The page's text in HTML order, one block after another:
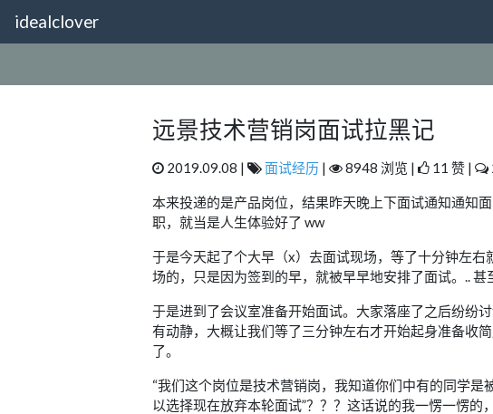
idealclover
远景技术营销岗面试拉黑记
2019.09.08 | 面试经历 | 8948 浏览 | 11 赞 |
本来投递的是产品岗位，结果昨天晚上下面试通知通知
职，就当是人生体验好了 ww
于是今天起了个大早（x）去面试现场，等了十分钟左
场的，只是因为签到的早，就被早早地安排了面试。.. 甚
于是进到了会议室准备开始面试。大家落座了之后纷纷
有动静，大概让我们等了三分钟左右才开始起身准备收
了。
“我们这个岗位是技术营销岗，我知道你们中有的同学
以选择现在放弃本轮面试”？？？这话说的我一愣一愣